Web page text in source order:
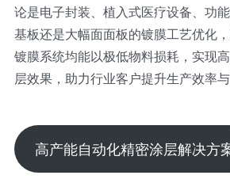
论是电子封装、植入式医疗设备、功
基板还是大幅面面板的镀膜工艺优化
镀膜系统均能以极低物料损耗，实现
层效果，助力行业客户提升生产效率与
高产能自动化精密涂层解决方